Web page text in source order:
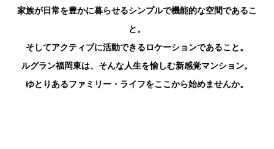
家族が日常を豊かに暮らせるシンプルで機能的な空間であるこ
と。
そしてアクティブに活動できるロケーションであること。
ルグラン福岡東は、そんな人生を愉しむ新感覚マンション。
ゆとりあるファミリー・ライフをここから始めませんか。